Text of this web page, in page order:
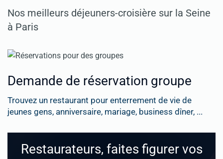
Nos meilleurs déjeuners-croisière sur la Seine
à Paris
Demande de réservation groupe
Trouvez un restaurant pour enterrement de vie de
jeunes gens, anniversaire, mariage, business dîner, ...
Restaurateurs, faites figurer vos